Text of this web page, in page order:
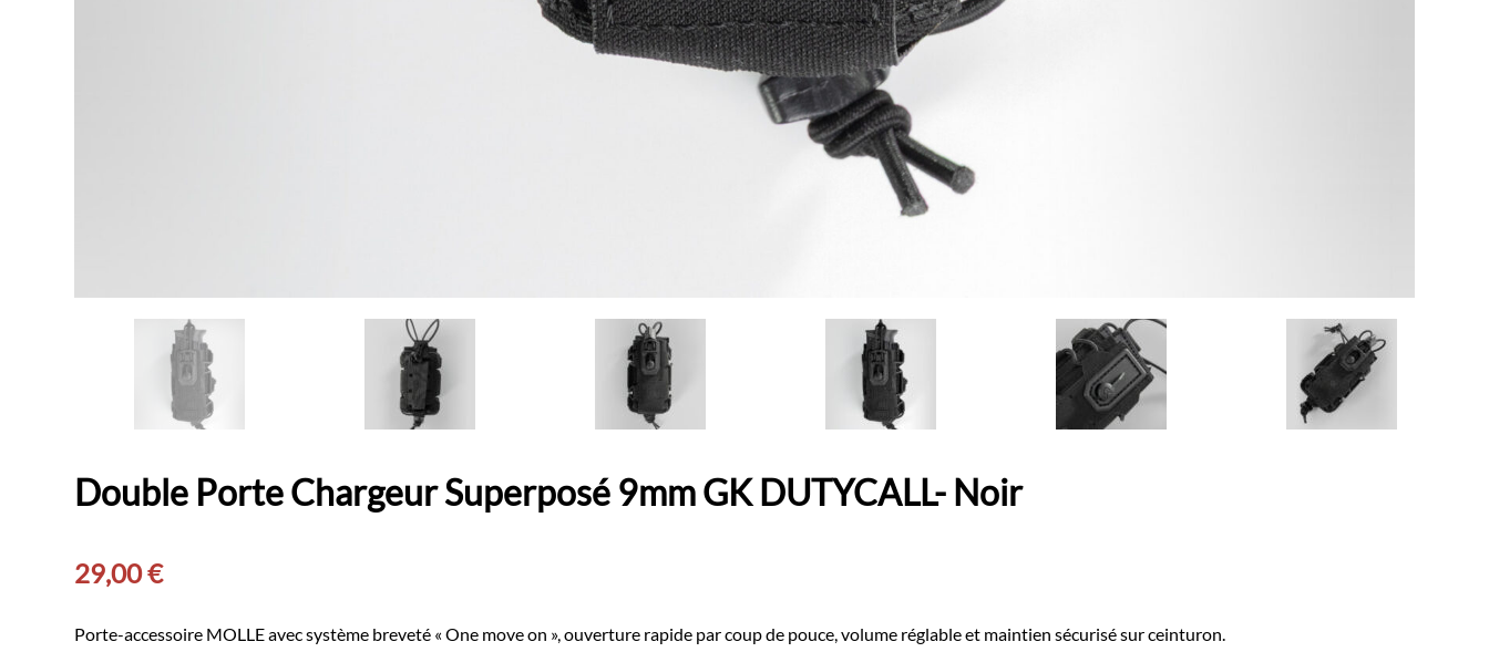
Double Porte Chargeur Superposé 9mm GK DUTYCALL- Noir
29,00€
Porte-accessoire MOLLE avec système breveté « One move on », ouverture rapide par coup de pouce, volume réglable et maintien sécurisé sur ceinturon.